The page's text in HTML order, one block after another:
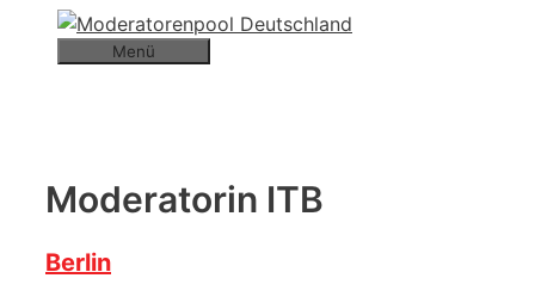
Menü
Moderatorin ITB
Berlin